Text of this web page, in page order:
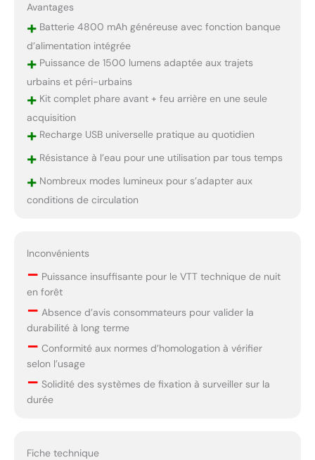
Avantages
+Batterie 4800 mAh généreuse avec fonction banque
d’alimentation intégrée
+Puissance de 1500 lumens adaptée aux trajets
urbains et péri-urbains
+Kit complet phare avant + feu arrière en une seule
acquisition
+Recharge USB universelle pratique au quotidien
+Résistance à l’eau pour une utilisation par tous temps
+Nombreux modes lumineux pour s’adapter aux
conditions de circulation
Inconvénients
– Puissance insuffisante pour le VTT technique de nuit
en forêt
– Absence d’avis consommateurs pour valider la
durabilité à long terme
– Conformité aux normes d’homologation à vérifier
selon l’usage
– Solidité des systèmes de fixation à surveiller sur la
durée
Fiche technique